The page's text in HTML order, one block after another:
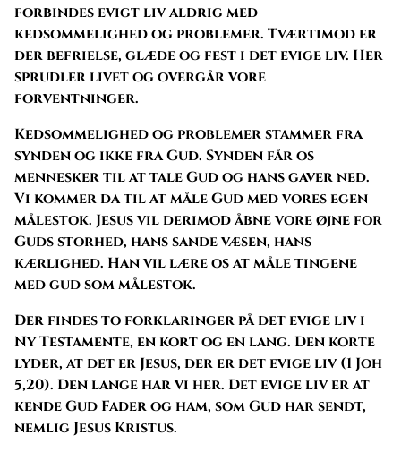
forbindes evigt liv aldrig med
kedsommelighed og problemer. Tværtimod er
der befrielse, glæde og fest i det evige liv. Her
sprudler livet og overgår vore
forventninger.
Kedsommelighed og problemer stammer fra
synden og ikke fra Gud. Synden får os
mennesker til at tale Gud og hans gaver ned.
Vi kommer da til at måle Gud med vores egen
målestok. Jesus vil derimod åbne vore øjne for
Guds storhed, hans sande væsen, hans
kærlighed. Han vil lære os at måle tingene
med gud som målestok.
Der findes to forklaringer på det evige liv i
Ny Testamente, en kort og en lang. Den korte
lyder, at det er Jesus, der er det evige liv (1 Joh
5,20). Den lange har vi her. Det evige liv er at
kende Gud Fader og ham, som Gud har sendt,
nemlig Jesus Kristus.